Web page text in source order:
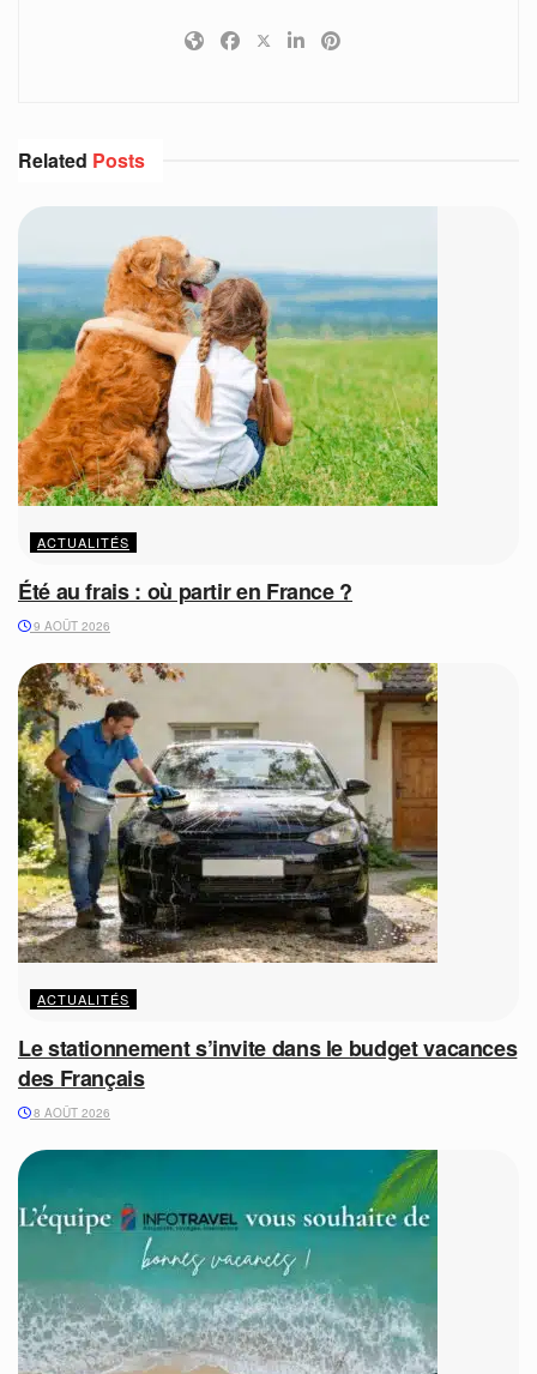
Related Posts
ACTUALITÉS
Été au frais : où partir en France ?
9 AOÛT 2026
ACTUALITÉS
Le stationnement s’invite dans le budget vacances
des Français
8 AOÛT 2026